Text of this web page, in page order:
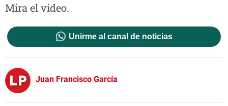
Mira el video.
Unirme al canal de noticias
Juan Francisco García